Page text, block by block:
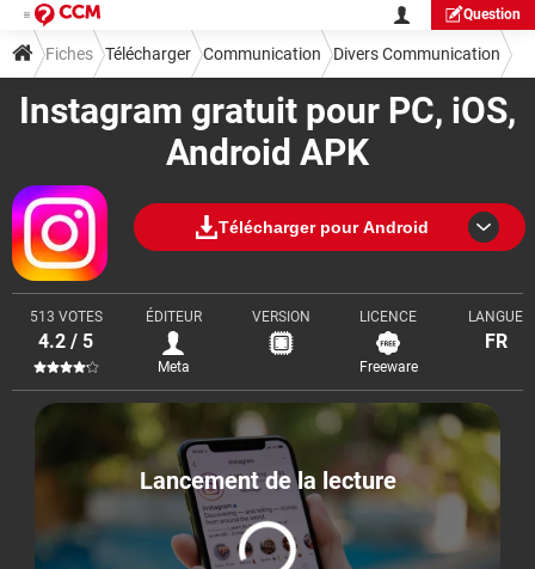
Question
Instagram gratuit pour PC, iOS,
Android APK
Télécharger pour Android
513 VOTES
4.2 / 5
ÉDITEUR
Meta
VERSION LICENCE
Freeware
LANGUE
FR
Fiches Télécharger Communication Divers Communication